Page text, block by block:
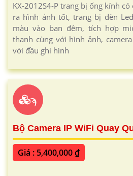
KX-2012S4-P trang bị ống kính
ra hình ảnh tốt, trang bị đèn
màu vào ban đêm, tích hợp
thanh cùng với hình ảnh,
với đầu ghi hình
ϡ
Bộ Camera IP WiFi Quay
Giá : 5,400,000 ₫